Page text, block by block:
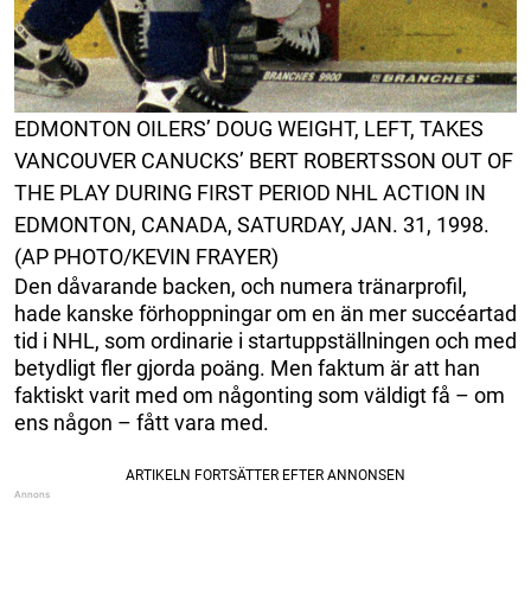
EDMONTON OILERS’ DOUG WEIGHT, LEFT, TAKES
VANCOUVER CANUCKS’ BERT ROBERTSSON OUT OF
THE PLAY DURING FIRST PERIOD NHL ACTION IN
EDMONTON, CANADA, SATURDAY, JAN. 31, 1998.
(AP PHOTO/KEVIN FRAYER)
Den dåvarande backen, och numera tränarprofil,
hade kanske förhoppningar om en än mer succéartad
tid i NHL, som ordinarie i startuppställningen och med
betydligt fler gjorda poäng. Men faktum är att han
faktiskt varit med om någonting som väldigt få – om
ens någon – fått vara med.